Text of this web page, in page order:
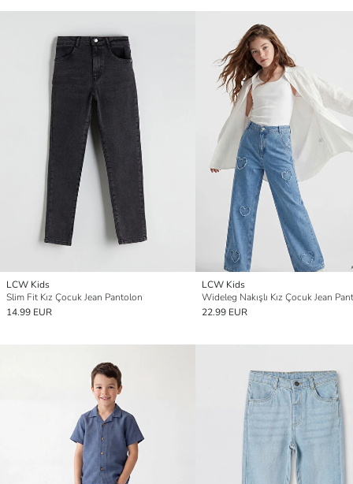
LCW Kids
Slim Fit Kız Çocuk Jean Pantolon
14.99 EUR
LCW Kids
Wideleg Nakışlı Kız Çocuk Jean
22.99 EUR